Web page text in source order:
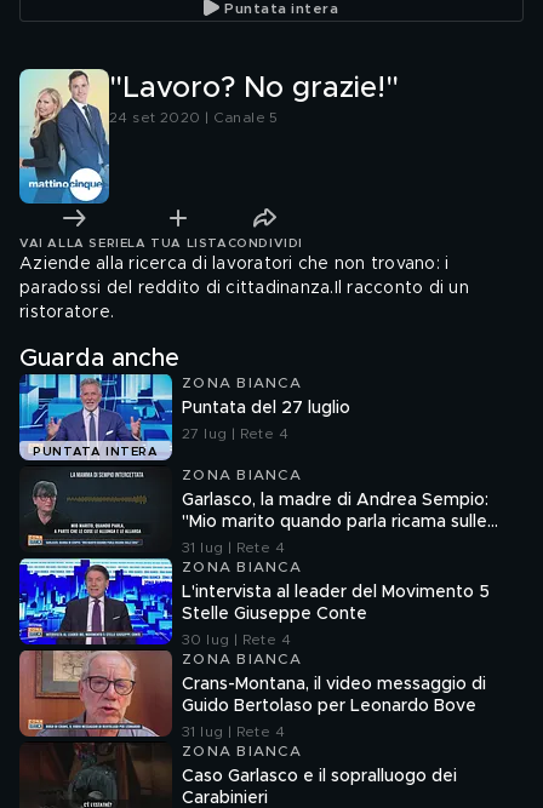
Puntata intera
"Lavoro? No grazie!"
24 set 2020 | Canale 5
VAI ALLA SERIE LA TUA LISTA CONDIVIDI
Aziende alla ricerca di lavoratori che non trovano: i
paradossi del reddito di cittadinanza.Il racconto di un
ristoratore.
Guarda anche
PUNTATA INTERA
ZONA BIANCA
Puntata del 27 luglio
27 lug | Rete 4
ZONA BIANCA
Garlasco, la madre di Andrea Sempio:
"Mio marito quando parla ricama sulle
cose"
31 lug | Rete 4
ZONA BIANCA
L'intervista al leader del Movimento 5
Stelle Giuseppe Conte
30 lug | Rete 4
ZONA BIANCA
Crans-Montana, il video messaggio di
Guido Bertolaso per Leonardo Bove
31 lug | Rete 4
ZONA BIANCA
Caso Garlasco e il sopralluogo dei
Carabinieri